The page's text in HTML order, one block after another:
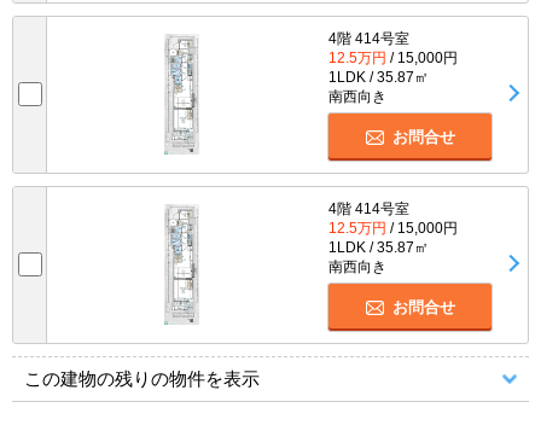
4階 414号室
12.5万円 / 15,000円
1LDK / 35.87㎡
南西向き
お問合せ
4階 414号室
12.5万円 / 15,000円
1LDK / 35.87㎡
南西向き
お問合せ
この建物の残りの物件を表示